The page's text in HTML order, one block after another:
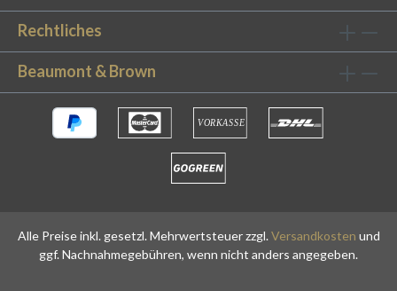
Rechtliches
Beaumont & Brown
Alle Preise inkl. gesetzl. Mehrwertsteuer zzgl.Versandkosten und
ggf. Nachnahmegebühren, wenn nicht anders angegeben.